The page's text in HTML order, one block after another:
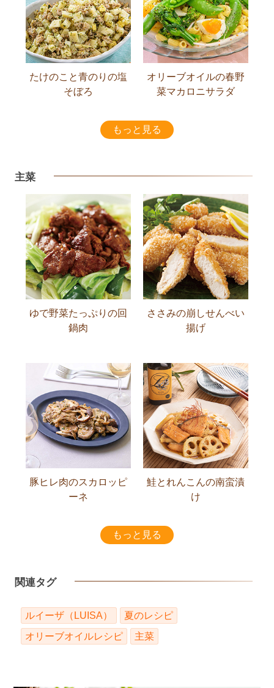
たけのこと青のりの塩
そぼろ
オリーブオイルの春野
菜マカロニサラダ
もっと見る
主菜
ゆで野菜たっぷりの回
鍋肉
ささみの崩しせんべい
揚げ
豚ヒレ肉のスカロッピ
ーネ
鮭とれんこんの南蛮漬
け
もっと見る
関連タグ
ルイーザ（LUISA）
夏のレシピ
オリーブオイルレシピ
主菜